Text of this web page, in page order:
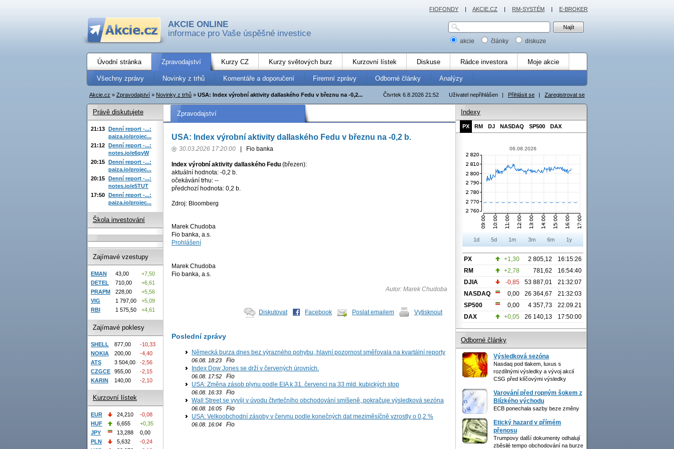
AKCIE ONLINE
informace pro Vaše úspěšné investice
akcie články diskuze
Úvodní stránka Zpravodajství Kurzy CZ Kurzy světových burz Kurzovní lístek Diskuse Rádce investora Moje akcie
Všechny zprávy Novinky z trhů Komentáře a doporučení Firemní zprávy Odborné články Analýzy
Uživatel nepřihlášen | Přihlásit se | Zaregistrovat se
Čtvrtek 6.8.2026 21:52
Akcie.cz » Zpravodajství » Novinky z trhů » USA: Index výrobní aktivity dallaského Fedu v březnu na -0,2...
Zpravodajství
USA: Index výrobní aktivity dallaského Fedu v březnu na -0,2 b.
30.03.2026 17:20:00 Fio banka
Index výrobní aktivity dallaského Fedu (březen):
aktuální hodnota: -0,2 b.
očekávání trhu: --
předchozí hodnota: 0,2 b.
Zdroj: Bloomberg
Marek Chudoba
Fio banka, a.s.
Prohlášení
Marek Chudoba
Fio banka, a.s.
Autor: Marek Chudoba
Diskutovat Facebook Poslat emailem Vytisknout
Poslední zprávy
Německá burza dnes bez výrazného pohybu, hlavní pozornost směřovala na kvartální reporty
06.08. 18:23 Fio
Index Dow Jones se drží v červených úrovních.
06.08. 17:52 Fio
USA: Změna zásob plynu podle EIA k 31. červenci na 33 mld. kubických stop
06.08. 16:33 Fio
Wall Street se vyvíji v úvodu čtvrtečního obchodování smíšeně, pokračuje výsledková sezóna
06.08. 16:05 Fio
USA: Velkoobchodní zásoby v červnu podle konečných dat meziměsíčně vzrostly o 0,2 %
06.08. 16:04 Fio
Právě diskutujete
21:13 Denní report -...:
paiza.io/projec...
21:12 Denní report -...:
notes.io/e6qyW
20:15 Denní report -...:
paiza.io/projec...
20:15 Denní report -...:
notes.io/e5TUT
17:50 Denní report -...:
paiza.io/projec...
Škola investování
Zajímavé vzestupy
EMAN 43,00
+7,50
DETEL
710,00
+6,61
PRAPM
228,00
+5,56
VIG
1 797,00
+5,09
RBI
1 575,50 +4,61
Zajímavé poklesy
SHELL 877,00
-10,33
NOKIA
200,00
-4,40
ATS
3 504,00
-2,56
CZGCE
955,00
-2,15
KARIN
140,00 -2,10
Kurzovní lístek
EUR 24,210
-0,08
HUF
6,655
+0,35
JPY
13,288
0,00
PLN
5,632
-0,24
Indexy
PX RM DJ NASDAQ SP500 DAX
06.08.2026
1d 5d 1m 3m 6m 1y
PX +1,30 2 805,12
16:15:26
RM
+2,78 781,62
16:54:40
DJIA
-0,85 53 887,01
21:32:07
NASDAQ
0,00 26 364,67
21:32:03
SP500
0,00 4 357,73
22.09.21
DAX
+0,05 26 140,13 17:50:00
Odborné články
Výsledková sezóna
Nasdaq pod tlakem, luxus s
rozdílnými výsledky a vývoj akcií
CSG před klíčovými výsledky
Varování před ropným šokem z
Blízkého východu
ECB ponechala sazby beze změny
Etický hazard v přímém
přenosu
Trumpovy další dokumenty odhalují
zběsilé tempo obchodování na burze
FIOFONDY | AKCIE.CZ | RM-SYSTÉM | E-BROKER